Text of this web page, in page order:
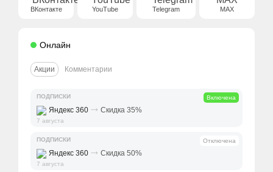
ВКонтакте YouTube Telegram MAX
Онлайн
Акции Комментарии
ПОДПИСКИ Включена
Яндекс 360 ⤑ Скидка 35%
7 августа
ПОДПИСКИ Отключена
Яндекс 360 ⤑ Скидка 50%
7 августа